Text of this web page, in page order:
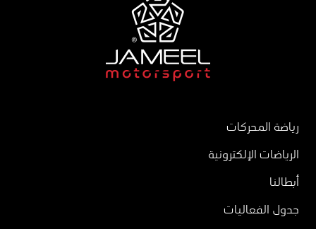
رياضة المحركات
الرياضات الإلكترونية
أبطالنا
جدول الفعاليات